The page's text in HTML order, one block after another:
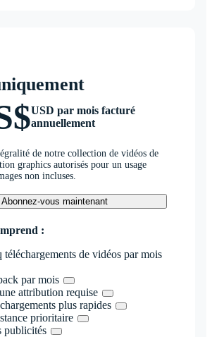
USD par mois facturé
annuellement
de notre collection de vidéos de
graphics autorisés pour un usage
non incluses.
Abonnez-vous maintenant
:
téléchargements de vidéos par mois
par mois
attribution requise
plus rapides
prioritaire
publicités